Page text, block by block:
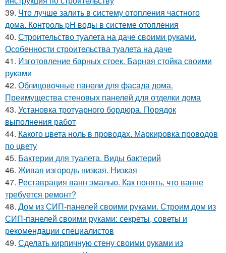
39. Что лучше залить в систему отопления частного
дома. Контроль pH воды в системе отопления
40. Строительство туалета на даче своими руками.
Особенности строительства туалета на даче
41. Изготовление барных стоек. Барная стойка своими
руками
42. Облицовочные панели для фасада дома.
Преимущества стеновых панелей для отделки дома
43. Установка тротуарного бордюра. Порядок
выполнения работ
44. Какого цвета ноль в проводах. Маркировка проводов
по цвету
45. Бактерии для туалета. Виды бактерий
46. Живая изгородь низкая. Низкая
47. Реставрация ванн эмалью. Как понять, что ванне
требуется ремонт?
48. Дом из СИП-панелей своими руками. Строим дом из
СИП-панелей своими руками: секреты, советы и
рекомендации специалистов
49. Сделать кирпичную стену своими руками из